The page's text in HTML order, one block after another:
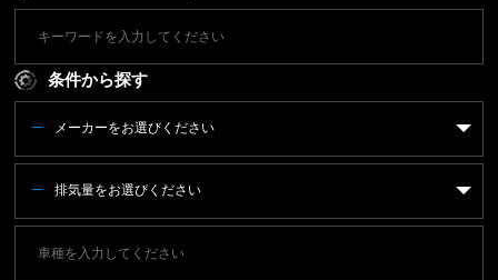
条件から探す
メーカーをお選びください
排気量をお選びください